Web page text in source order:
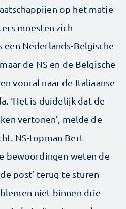
op het matje
moesten zich
Nederlands-Belgische
de NS en de Belgische
vooral naar de Italiaanse
‘Het is duidelijk dat de
vertonen’, melde de
NS-topman Bert
bewoordingen weten de
post’ terug te sturen
niet binnen drie